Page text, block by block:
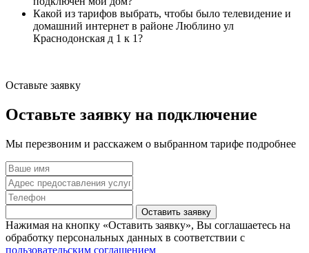
Какой из тарифов выбрать, чтобы было телевидение и
домашний интернет в районе Люблино ул
Краснодонская д 1 к 1?
Оставьте заявку
Оставьте заявку на подключение
Мы перезвоним и расскажем о выбранном тарифе подробнее
Оставить заявку
Нажимая на кнопку «Оставить заявку», Вы соглашаетесь на
обработку персональных данных в соответствии с
пользовательским соглашением